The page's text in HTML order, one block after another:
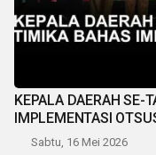
KEPALA DAERAH SE-
IMPLEMENTASI
Sabtu, 16 Mei 2026